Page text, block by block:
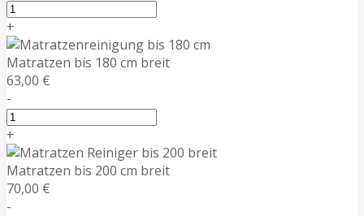
+
Matratzen bis 180 cm breit
63,00 €
-
+
Matratzen bis 200 cm breit
70,00 €
-